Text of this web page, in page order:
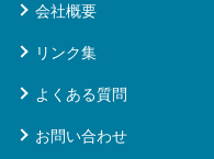
会社概要
リンク集
よくある質問
お問い合わせ